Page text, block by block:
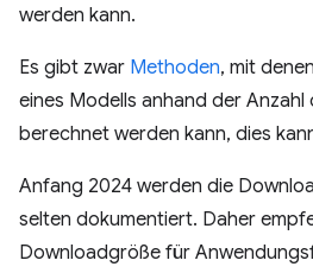
werden kann.
Es gibt zwar Methoden, mit
eines Modells anhand der Anzahl
berechnet werden kann, dies
Anfang 2024 werden die
selten dokumentiert. Daher
Downloadgröße für